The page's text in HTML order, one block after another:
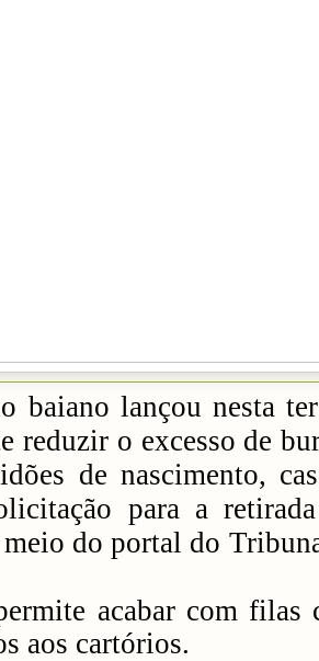
baiano lançou nesta
reduzir o excesso de
de nascimento,
para a
do portal do
acabar com filas
aos cartórios.